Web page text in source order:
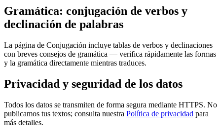
Gramática: conjugación de verbos y
declinación de palabras
La página de Conjugación incluye tablas de verbos y declinaciones
con breves consejos de gramática — verifica rápidamente las formas
y la gramática directamente mientras traduces.
Privacidad y seguridad de los datos
Todos los datos se transmiten de forma segura mediante HTTPS. No
publicamos tus textos; consulta nuestra Política de privacidad para
más detalles.